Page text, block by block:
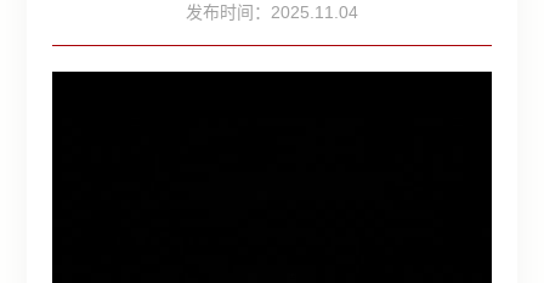
发布时间：2025.11.04